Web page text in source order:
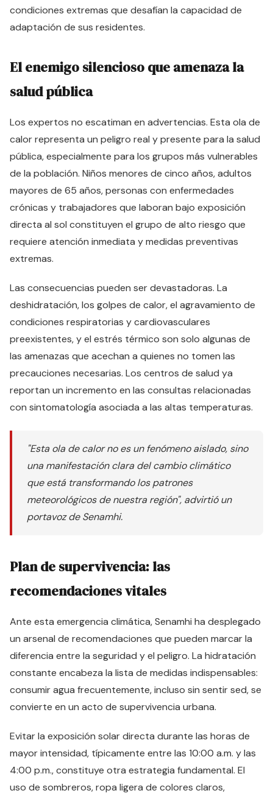
condiciones extremas que desafían la capacidad de
adaptación de sus residentes.
El enemigo silencioso que amenaza la
salud pública
Los expertos no escatiman en advertencias. Esta ola de
calor representa un peligro real y presente para la salud
pública, especialmente para los grupos más vulnerables
de la población. Niños menores de cinco años, adultos
mayores de 65 años, personas con enfermedades
crónicas y trabajadores que laboran bajo exposición
directa al sol constituyen el grupo de alto riesgo que
requiere atención inmediata y medidas preventivas
extremas.
Las consecuencias pueden ser devastadoras. La
deshidratación, los golpes de calor, el agravamiento de
condiciones respiratorias y cardiovasculares
preexistentes, y el estrés térmico son solo algunas de
las amenazas que acechan a quienes no tomen las
precauciones necesarias. Los centros de salud ya
reportan un incremento en las consultas relacionadas
con sintomatología asociada a las altas temperaturas.
"Esta ola de calor no es un fenómeno aislado, sino
una manifestación clara del cambio climático
que está transformando los patrones
meteorológicos de nuestra región", advirtió un
portavoz de Senamhi.
Plan de supervivencia: las
recomendaciones vitales
Ante esta emergencia climática, Senamhi ha desplegado
un arsenal de recomendaciones que pueden marcar la
diferencia entre la seguridad y el peligro. La hidratación
constante encabeza la lista de medidas indispensables:
consumir agua frecuentemente, incluso sin sentir sed, se
convierte en un acto de supervivencia urbana.
Evitar la exposición solar directa durante las horas de
mayor intensidad, típicamente entre las 10:00 a.m. y las
4:00 p.m., constituye otra estrategia fundamental. El
uso de sombreros, ropa ligera de colores claros,